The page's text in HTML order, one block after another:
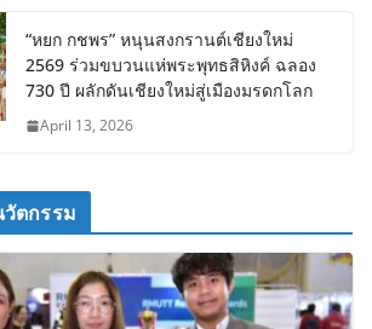
“หยก กชพร” หนุนสงกรานต์เชียงใหม่
2569 ร่วมขบวนแห่พระพุทธสิหิงค์ ฉลอง
730 ปี ผลักดันเชียงใหม่สู่เมืองมรดกโลก
April 13, 2026
ตกรรม